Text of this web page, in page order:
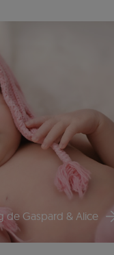
de Gaspard & Alice